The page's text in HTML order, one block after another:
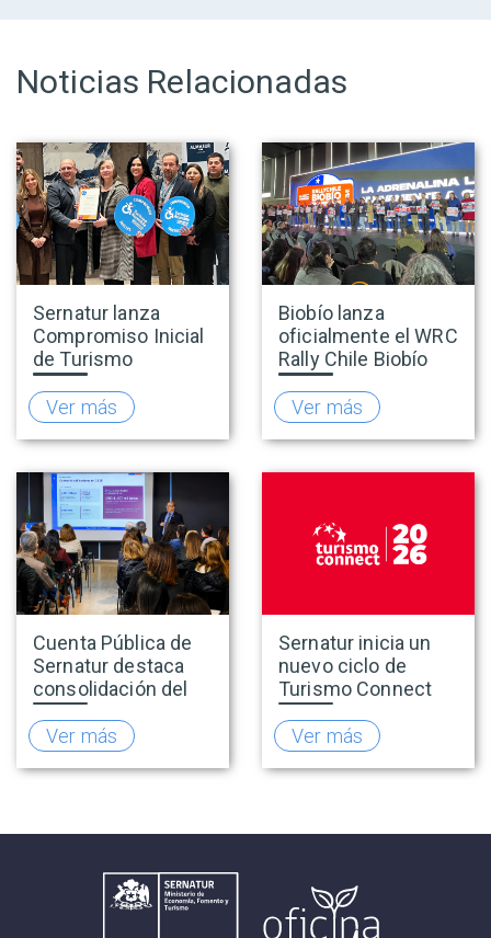
Noticias Relacionadas
Sernatur lanza
Compromiso Inicial
de Turismo
Accesible para
promover una
oferta turística más
inclusiva
Ver más
Biobío lanza
oficialmente el WRC
Rally Chile Biobío
2026 con 141
empresas
adheridas al Sello
Rally
Ver más
Cuenta Pública de
Sernatur destaca
consolidación del
turismo en 2025 y
presenta hoja de
ruta para fortalecer
la competitividad
Ver más
Sernatur inicia un
nuevo ciclo de
Turismo Connect
para fortalecer la
inteligencia de
mercado de la
industria turística
Ver más